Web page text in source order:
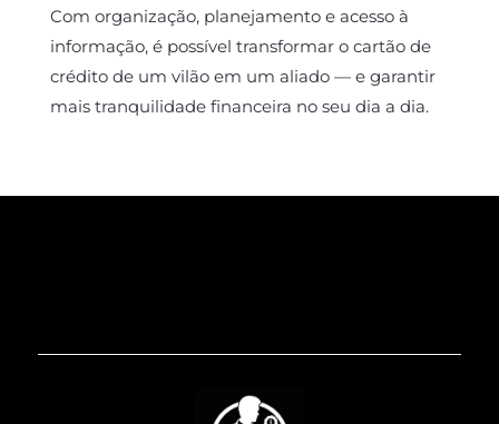
Com organização, planejamento e acesso à
informação, é possível transformar o cartão de
crédito de um vilão em um aliado — e garantir
mais tranquilidade financeira no seu dia a dia.